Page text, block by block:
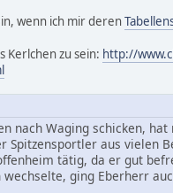
wenn ich mir deren
Kerlchen zu sein: http://
nach Waging schicken,
aus vielen
tätig, da er gut
ging Eberherr